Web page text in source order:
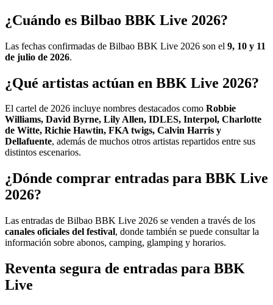
¿Cuándo es Bilbao BBK Live 2026?
Las fechas confirmadas de Bilbao BBK Live 2026 son el 9, 10 y 11
de julio de 2026.
¿Qué artistas actúan en BBK Live 2026?
El cartel de 2026 incluye nombres destacados como Robbie
Williams, David Byrne, Lily Allen, IDLES, Interpol, Charlotte
de Witte, Richie Hawtin, FKA twigs, Calvin Harris y
Dellafuente, además de muchos otros artistas repartidos entre sus
distintos escenarios.
¿Dónde comprar entradas para BBK Live
2026?
Las entradas de Bilbao BBK Live 2026 se venden a través de los
canales oficiales del festival, donde también se puede consultar la
información sobre abonos, camping, glamping y horarios.
Reventa segura de entradas para BBK
Live